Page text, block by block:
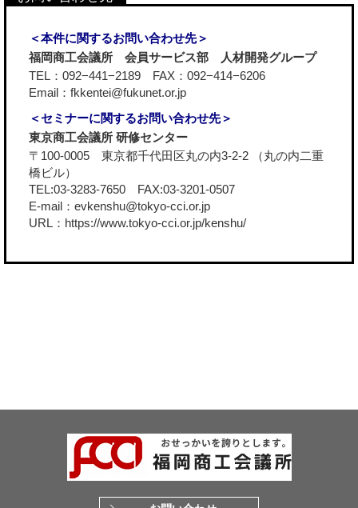
＜本件に関するお問い合わせ先＞
福岡商工会議所 会員サービス部 人材開発グループ
TEL：092−441−2189 FAX：092−414−6206
Email：fkkentei@fukunet.or.jp
＜セミナーに関するお問い合わせ先＞
東京商工会議所 研修センター
〒100-0005 東京都千代田区丸の内3-2-2 （丸の内二重
橋ビル）
TEL:03-3283-7650 FAX:03-3201-0507
E-mail：evkenshu@tokyo-cci.or.jp
URL： https://www.tokyo-cci.or.jp/kenshu/